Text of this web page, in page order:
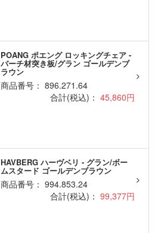
POANG ポエング ロッキングチェア -
バーチ材突き板/グラン ゴールデンブ
ラウン
商品番号： 896.271.64
合計(税込)： 45,860円
HAVBERG ハーヴベリ - グラン/ボー
ムスタード ゴールデンブラウン
商品番号： 994.853.24
合計(税込)： 99,377円